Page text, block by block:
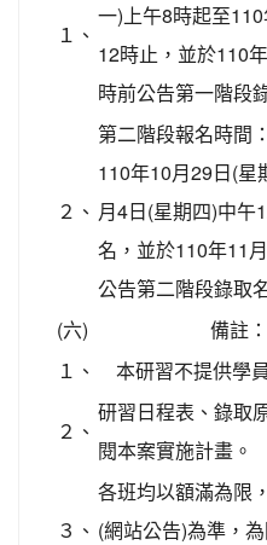
１、
一)上午8時起至
12時止，並於110
時前公告第一階段
２、
第二階段報名時間
110年10月29日(星
月4日(星期四)中午
名，並於110年11
公告第二階段錄取
(六)
備註：
１、
本研習不提供學
２、
研習日程表、錄取
閱本案實施計畫。
３、
各班均以額滿為限
(網站公告)為準，